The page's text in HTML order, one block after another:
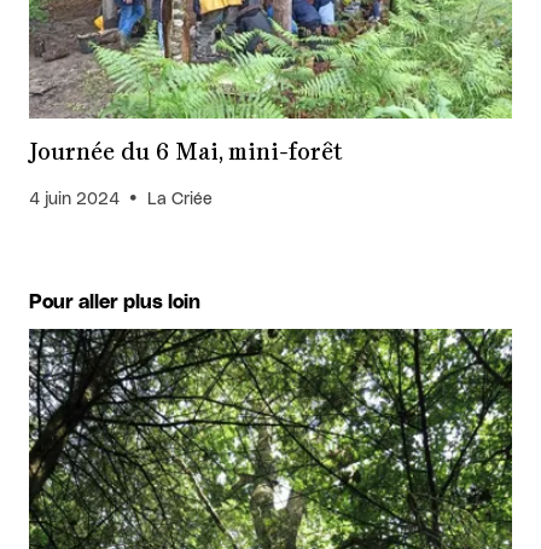
Journée du 6 Mai, mini-forêt
4 juin 2024 La Criée
Pour aller plus loin